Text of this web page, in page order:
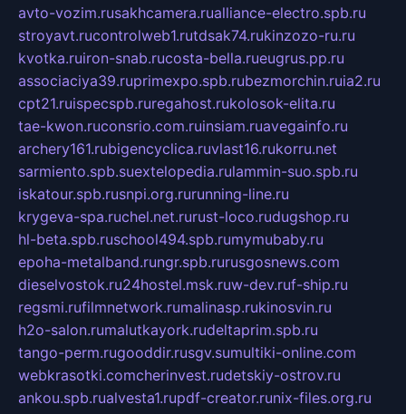
avto-vozim.rusakhcamera.rualliance-electro.spb.ru
stroyavt.rucontrolweb1.rutdsak74.rukinzozo-ru.ru
kvotka.ruiron-snab.rucosta-bella.rueugrus.pp.ru
associaciya39.ruprimexpo.spb.rubezmorchin.ruia2.ru
cpt21.ruispecspb.ruregahost.rukolosok-elita.ru
tae-kwon.ruconsrio.com.ruinsiam.ruavegainfo.ru
archery161.rubigencyclica.ruvlast16.rukorru.net
sarmiento.spb.suextelopedia.rulammin-suo.spb.ru
iskatour.spb.rusnpi.org.rurunning-line.ru
krygeva-spa.ruchel.net.rurust-loco.rudugshop.ru
hl-beta.spb.ruschool494.spb.rumymubaby.ru
epoha-metalband.rungr.spb.rurusgosnews.com
dieselvostok.ru24hostel.msk.ruw-dev.ruf-ship.ru
regsmi.rufilmnetwork.rumalinasp.rukinosvin.ru
h2o-salon.rumalutkayork.rudeltaprim.spb.ru
tango-perm.rugooddir.rusgv.sumultiki-online.com
webkrasotki.comcherinvest.rudetskiy-ostrov.ru
ankou.spb.rualvesta1.rupdf-creator.runix-files.org.ru